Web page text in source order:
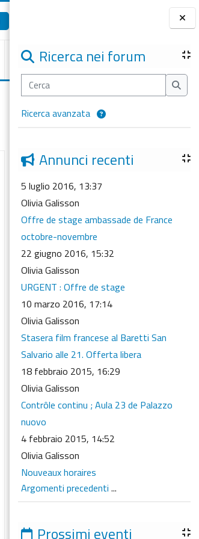
Blocchi
Ricerca nei forum
Cerca
Cerca
Ricerca avanzata
Annunci recenti
5 luglio 2016, 13:37
Olivia Galisson
Offre de stage ambassade de France
octobre-novembre
22 giugno 2016, 15:32
Olivia Galisson
URGENT : Offre de stage
10 marzo 2016, 17:14
Olivia Galisson
Stasera film francese al Baretti San
Salvario alle 21. Offerta libera
18 febbraio 2015, 16:29
Olivia Galisson
Contrôle continu ; Aula 23 de Palazzo
nuovo
4 febbraio 2015, 14:52
Olivia Galisson
Nouveaux horaires
Argomenti precedenti ...
Prossimi eventi